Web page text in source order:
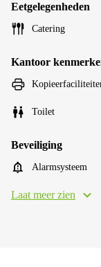
Eetgelegenheden
Catering
Kantoor
Toilet
Beveiliging
Alarmsysteem
Laat meer zien